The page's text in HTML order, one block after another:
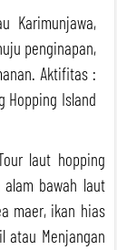
Karimunjawa,
penginapan,
Aktifitas :
Hopping Island
laut hopping
bawah laut
maer, ikan hias
atau Menjangan